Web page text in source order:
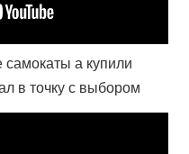
а купили
в точку с выбором